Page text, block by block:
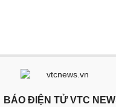
BÁO ĐIỆN TỬ VTC